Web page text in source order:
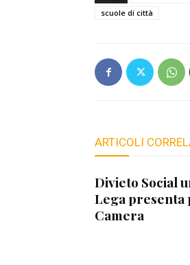
scuole di città
ARTICOLI
Divieto Social
Lega presenta
Camera